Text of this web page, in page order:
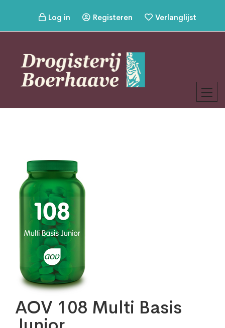
Log in Registeren Verlanglijst
AOV 108 Multi Basis